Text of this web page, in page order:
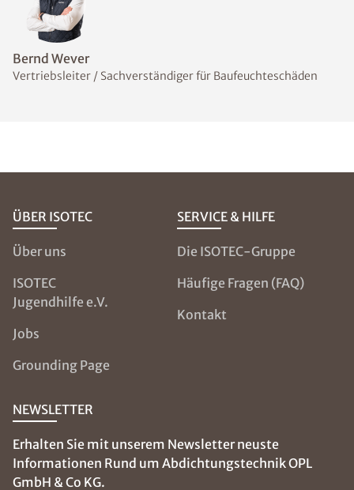
Bernd Wever
Vertriebsleiter / Sachverständiger für Baufeuchteschäden
ÜBER ISOTEC
Über uns
ISOTEC
Jugendhilfe e.V.
Jobs
Grounding Page
SERVICE & HILFE
Die ISOTEC-Gruppe
Häufige Fragen (FAQ)
Kontakt
NEWSLETTER
Erhalten Sie mit unserem Newsletter neuste
Informationen Rund um Abdichtungstechnik OPL
GmbH & Co KG.